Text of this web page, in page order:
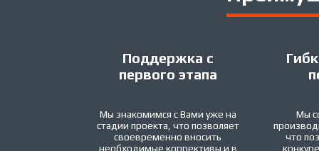
Поддержка с
первого этапа
Мы знакомимся с Вами уже на
стадии проекта, что позволяет
своевременно вносить
необходимые коррективы и в
Мы
что